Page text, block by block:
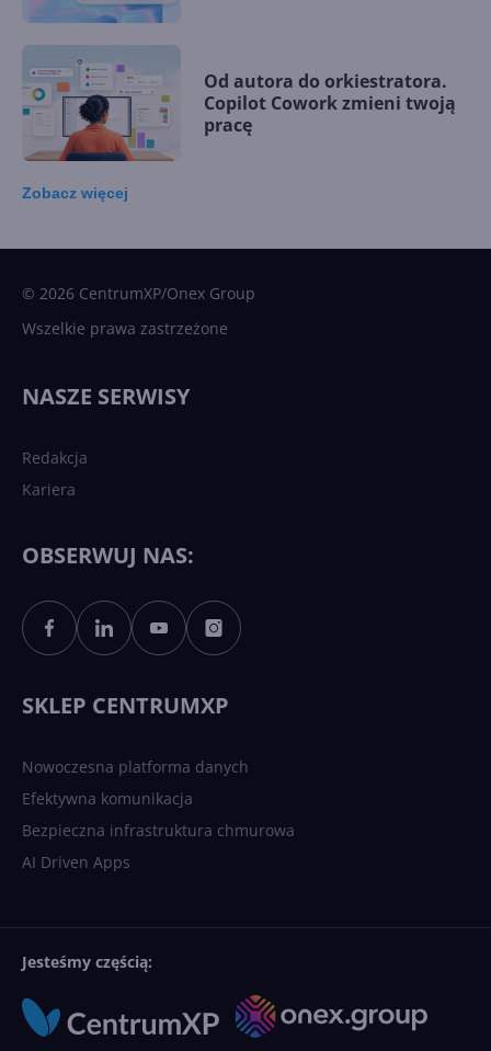
Od autora do orkiestratora.
Copilot Cowork zmieni twoją
pracę
Sztuczna inteligencja po
polsku. Dość barier
Zobacz więcej
© 2026 CentrumXP/Onex Group
Wszelkie prawa zastrzeżone
NASZE SERWISY
Redakcja
Kariera
OBSERWUJ NAS:
SKLEP CENTRUMXP
Nowoczesna platforma danych
Efektywna komunikacja
Bezpieczna infrastruktura chmurowa
AI Driven Apps
Jesteśmy częścią: